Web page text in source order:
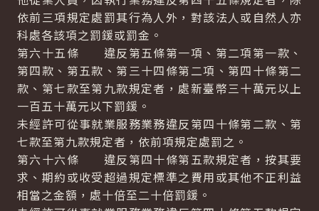
依前三項規定處罰其行為人外，對該法人或自然人亦
科處各該項之罰鍰或罰金。
第六十五條 違反第五條第一項、第二項第一款、
第四款、第五款、第三十四條第二項、第四十條第二
款、第七款至第九款規定者，處新臺幣三十萬元以上
一百五十萬元以下罰鍰。
未經許可從事就業服務業務違反第四十條第二款、第
七款至第九款規定者，依前項規定處罰之。
第六十六條 違反第四十條第五款規定者，按其要
求、期約或收受超過規定標準之費用或其他不正利益
相當之金額，處十倍至二十倍罰鍰。